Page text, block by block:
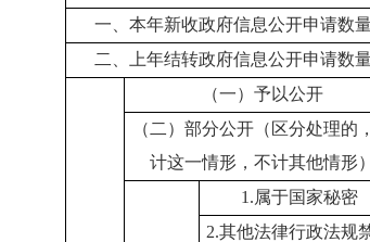
一、本年新收政府信息公开申请数
二、上年结转政府信息公开申请数
（一）予以公开
（二）部分公开（区分处理的
计这一情形，不计其他情形）
1.属于国家秘密
2.其他法律行政法规